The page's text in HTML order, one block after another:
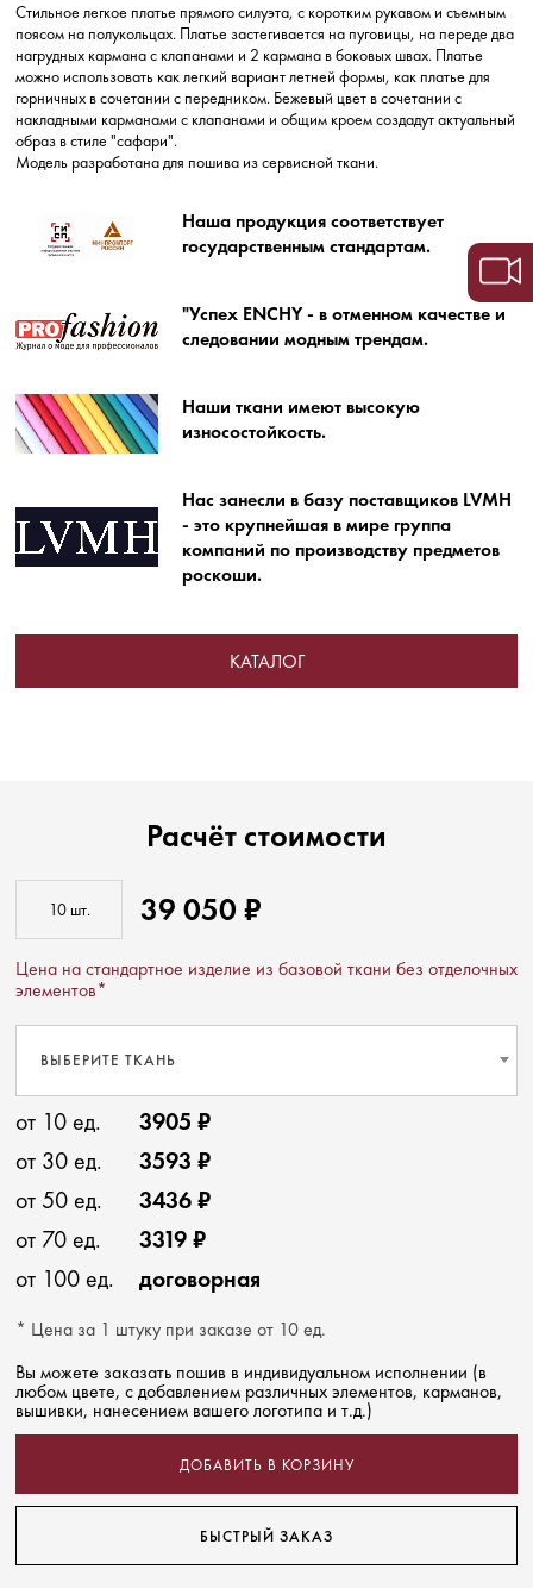
Стильное легкое платье прямого силуэта, с коротким рукавом и съемным
поясом на полукольцах. Платье застегивается на пуговицы, на переде два
нагрудных кармана с клапанами и 2 кармана в боковых швах. Платье
можно использовать как легкий вариант летней формы, как платье для
горничных в сочетании с передником. Бежевый цвет в сочетании с
накладными карманами с клапанами и общим кроем создадут актуальный
образ в стиле "сафари".
Модель разработана для пошива из сервисной ткани.
Наша продукция соответствует
государственным стандартам.
"Успех ENCHY - в отменном качестве и
следовании модным трендам.
Наши ткани имеют высокую
износостойкость.
Нас занесли в базу поставщиков LVMH
- это крупнейшая в мире группа
компаний по производству предметов
роскоши.
КАТАЛОГ
Расчёт стоимости
39 050 ₽
Цена на стандартное изделие из базовой ткани без отделочных
элементов*
ВЫБЕРИТЕ ТКАНЬ
от 10 ед.
3905 ₽
от 30 ед.
3593 ₽
от 50 ед.
3436 ₽
от 70 ед.
3319 ₽
от 100 ед.
договорная
* Цена за 1 штуку при заказе от 10 ед.
Вы можете заказать пошив в индивидуальном исполнении (в
любом цвете, с добавлением различных элементов, карманов,
вышивки, нанесением вашего логотипа и т.д.)
ДОБАВИТЬ В КОРЗИНУ
БЫСТРЫЙ ЗАКАЗ